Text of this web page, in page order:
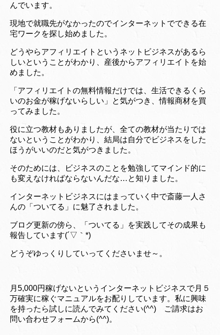
んでいます。
現地で就職先がなかったのでインターネットでできる在
宅ワークを探し始めました。
どうやらアフィリエイトというネットビジネスがあるら
しいということがわかり、産後からアフィリエイトを始
めました。
「アフィリエイトの無料情報だけでは、生活できるくら
いのお金が稼げないらしい」と気がつき、情報商材を買
ってみました。
役に立つ教材もありましたが、全ての教材が当たりでは
ないということがわかり、結局は自分でビジネスをした
ほうがいいのだと気がつきました。
そのためには、ビジネスのことを勉強してマインド的に
も変えなければならないんだな…と知りました。
インターネットビジネスにはまっていく中で斎藤一人さ
んの「ついてる」に魅了されました。
ブログ更新の傍ら、「ついてる」を実践してその成果も
報告しています(´▽｀*)
どうぞゆっくりしていってくださいませ～。
月5,000円稼げないというインターネットビジネスで月５
万確実に稼ぐマニュアルをお配りしています。私に興味
を持ったら試しに読んでみてください(^^) ご請求はお
問い合わせフォームから(^^)。